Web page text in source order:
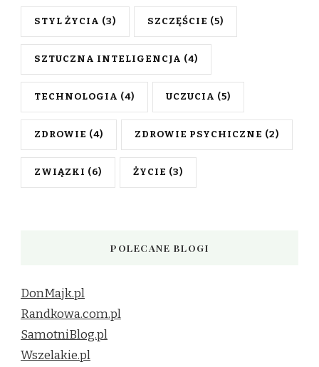
STYL ŻYCIA (3) SZCZĘŚCIE (5)
SZTUCZNA INTELIGENCJA (4)
TECHNOLOGIA (4) UCZUCIA (5)
ZDROWIE (4) ZDROWIE PSYCHICZNE (2)
ZWIĄZKI (6) ŻYCIE (3)
POLECANE BLOGI
DonMajk.pl
Randkowa.com.pl
SamotniBlog.pl
Wszelakie.pl